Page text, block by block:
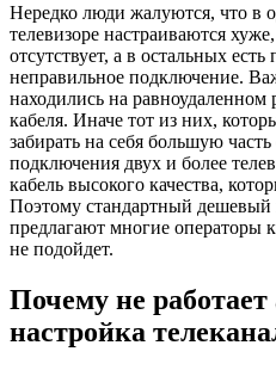
Нередко люди жалуются, что в
телевизоре настраиваются
отсутствует, а в остальных
неправильное подключение.
находились на равноудаленном
кабеля. Иначе тот из них,
забирать на себя большую
подключения двух и более
кабель высокого качества,
Поэтому стандартный дешевый
предлагают многие операторы
не подойдет.
Почему не
настройка